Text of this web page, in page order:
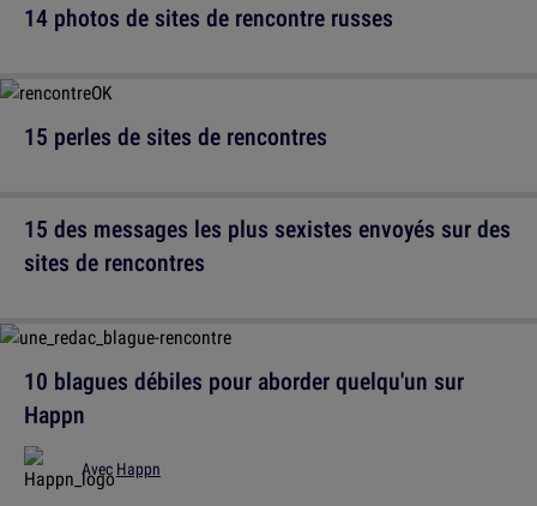
14 photos de sites de rencontre russes
15 des messages les plus sexistes envoyés sur des
sites de rencontres
15 perles de sites de rencontres
10 blagues débiles pour aborder quelqu'un sur
Happn
Avec Happn